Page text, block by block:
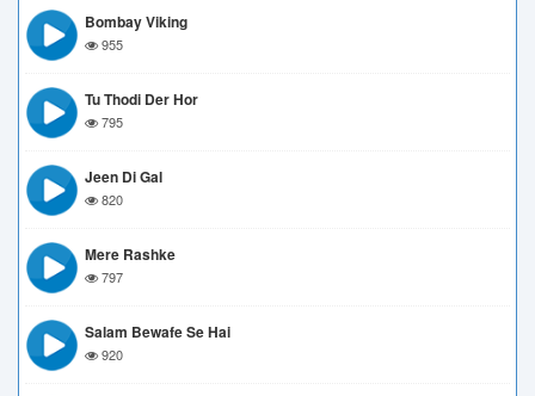
Bombay Viking
955
Tu Thodi Der Hor
795
Jeen Di Gal
820
Mere Rashke
797
Salam Bewafe Se Hai
920